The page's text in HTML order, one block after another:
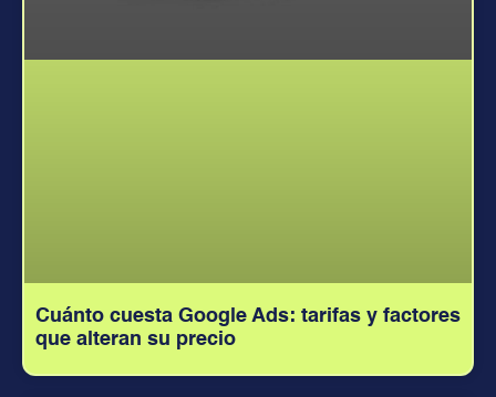
Cuánto cuesta Google Ads: tarifas y factores
que alteran su precio